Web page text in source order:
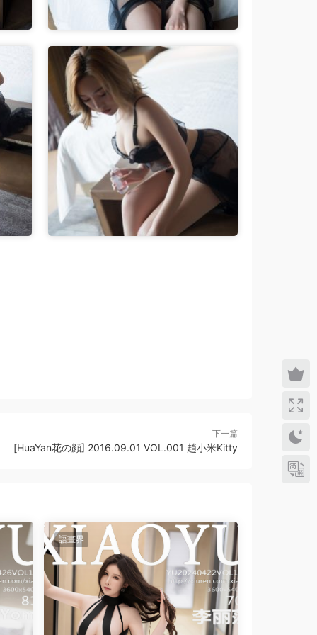
下一篇
[HuaYan花の顔] 2016.09.01 VOL.001 趙小米Kitty
語畫界